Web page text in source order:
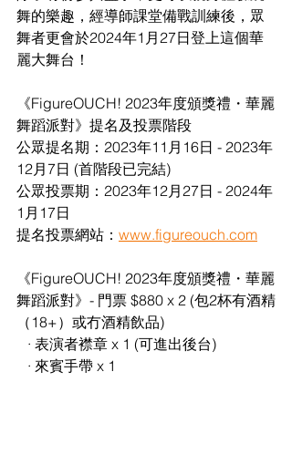
舞的樂趣，經導師課堂備戰訓練後，眾
舞者更會於2024年1月27日登上這個華
麗大舞台！
《FigureOUCH! 2023年度頒獎禮・華麗
舞蹈派對》提名及投票階段
公眾提名期：2023年11月16日 - 2023年
12月7日 (首階段已完結)
公眾投票期：2023年12月27日 - 2024年
1月17日
提名投票網站： www.figureouch.com
《FigureOUCH! 2023年度頒獎禮・華麗
舞蹈派對》- 門票 $880 x 2 (包2杯有酒精
（18+）或冇酒精飲品)
· 表演者襟章 x 1 (可進出後台)
· 來賓手帶 x 1